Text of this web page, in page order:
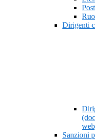
Dirigenti
Sanzioni